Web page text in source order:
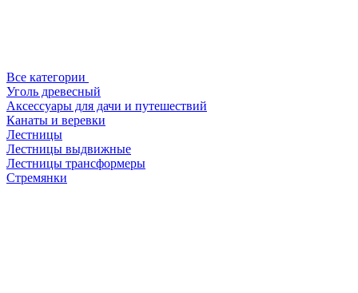
Все категории
Уголь древесный
Аксессуары для дачи и путешествий
Канаты и веревки
Лестницы
Лестницы выдвижные
Лестницы трансформеры
Стремянки